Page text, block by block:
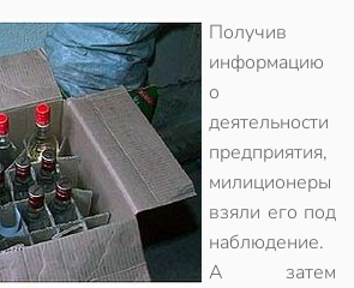
Получив
информацию
о
деятельности
предприятия,
милиционеры
взяли его под
наблюдение.
А затем